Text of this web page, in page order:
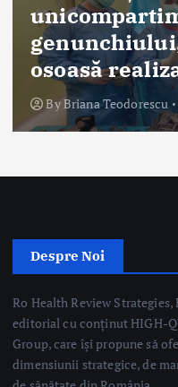
Știri
încrederii